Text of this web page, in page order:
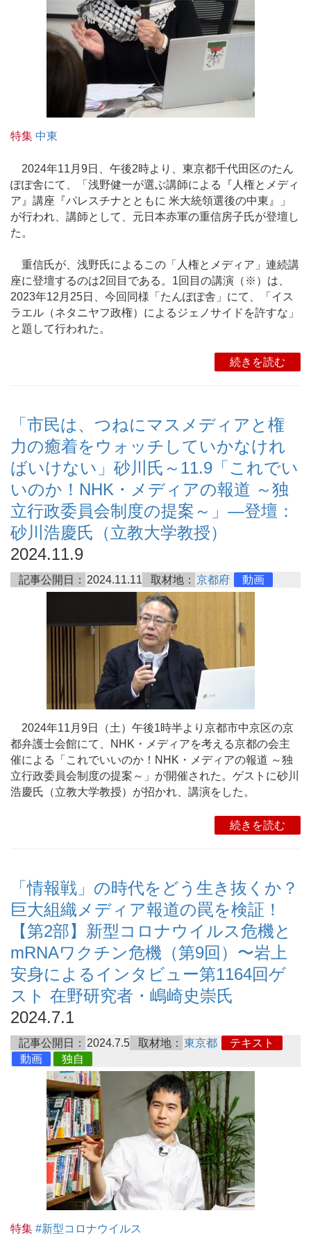
特集 中東
2024年11月9日、午後2時より、東京都千代田区のたん
ぽぽ舎にて、「浅野健一が選ぶ講師による『人権とメディ
ア』講座『パレスチナとともに 米大統領選後の中東』」
が行われ、講師として、元日本赤軍の重信房子氏が登壇し
た。
重信氏が、浅野氏によるこの「人権とメディア」連続講
座に登壇するのは2回目である。1回目の講演（※）は、
2023年12月25日、今回同様「たんぽぽ舎」にて、「イス
ラエル（ネタニヤフ政権）によるジェノサイドを許すな」
と題して行われた。
続きを読む
「市民は、つねにマスメディアと権
力の癒着をウォッチしていかなけれ
ばいけない」砂川氏～11.9「これでい
いのか！NHK・メディアの報道 ～独
立行政委員会制度の提案～」―登壇：
砂川浩慶氏（立教大学教授）
2024.11.9
記事公開日： 2024.11.11 取材地： 京都府 動画
2024年11月9日（土）午後1時半より京都市中京区の京
都弁護士会館にて、NHK・メディアを考える京都の会主
催による「これでいいのか！NHK・メディアの報道 ～独
立行政委員会制度の提案～」が開催された。ゲストに砂川
浩慶氏（立教大学教授）が招かれ、講演をした。
続きを読む
「情報戦」の時代をどう生き抜くか？
巨大組織メディア報道の罠を検証！
【第2部】新型コロナウイルス危機と
mRNAワクチン危機（第9回）〜岩上
安身によるインタビュー第1164回ゲ
スト 在野研究者・嶋崎史崇氏
2024.7.1
記事公開日： 2024.7.5 取材地： 東京都
テキスト
動画
独自
特集 #新型コロナウイルス